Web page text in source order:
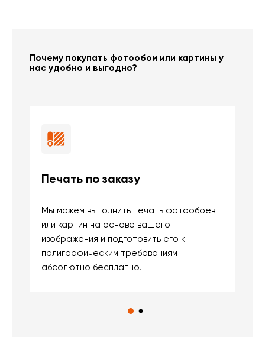
Почему покупать фотообои или картины у
нас удобно и выгодно?
Печать по заказу
Мы можем выполнить печать фотообоев
или картин на основе вашего
изображения и подготовить его к
полиграфическим требованиям
абсолютно бесплатно.